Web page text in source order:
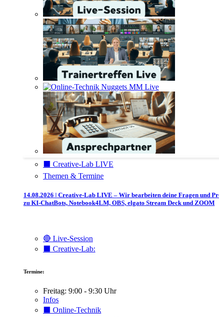
⬛️ Creative-Lab LIVE
Themen & Termine
14.08.2026 | Creative-Lab LIVE – Wir bearbeiten deine Fragen und
zu KI-ChatBots, Notebook4LM, OBS, elgato Stream Deck und ZOOM
🔴 Live-Session
⬛️ Creative-Lab:
Termine:
Freitag: 9:00 - 9:30 Uhr
Infos
⬛️ Online-Technik